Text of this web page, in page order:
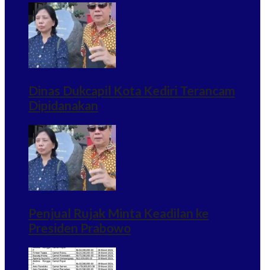
Dinas Dukcapil Kota Kediri Terancam
Dipidanakan
Penjual Rujak Minta Keadilan ke
Presiden Prabowo